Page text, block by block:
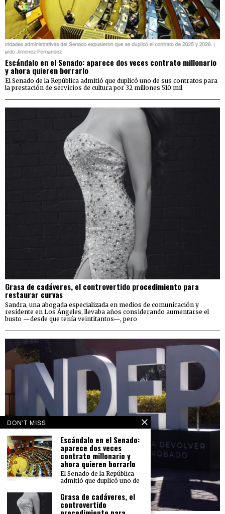
Escándalo en el Senado: aparece dos veces contrato millonario
y ahora quieren borrarlo
El Senado de la República admitió que duplicó uno de sus contratos para
la prestación de servicios de cultura por 32 millones 510 mil
Grasa de cadáveres, el controvertido procedimiento para
restaurar curvas
Sandra, una abogada especializada en medios de comunicación y
residente en Los Ángeles, llevaba años considerando aumentarse el
busto —desde que tenía veintitantos—, pero
DON'T MISS
Escándalo en el Senado:
aparece dos veces
contrato millonario y
ahora quieren borrarlo
El Senado de la República
admitió que duplicó uno de
Grasa de cadáveres, el
controvertido